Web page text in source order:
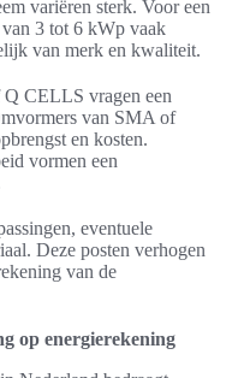
variëren sterk. Voor een
3 tot 6 kWp vaak
van merk en kwaliteit.
Q CELLS vragen een
van SMA of
en kosten.
vormen een
eventuele
Deze posten verhogen
van de
op energierekening